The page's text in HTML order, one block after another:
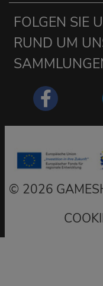
FOLGEN SIE
RUND UM
2026